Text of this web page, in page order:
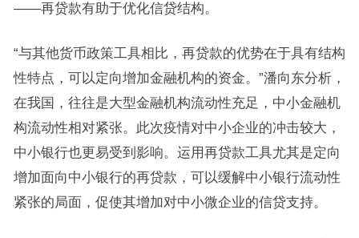
——再贷款有助于优化信贷结构。
“与其他货币政策工具相比，再贷款的优势在于具有结构
性特点，可以定向增加金融机构的资金。”潘向东分析，
在我国，往往是大型金融机构流动性充足，中小金融机
构流动性相对紧张。此次疫情对中小企业的冲击较大，
中小银行也更易受到影响。运用再贷款工具尤其是定向
增加面向中小银行的再贷款，可以缓解中小银行流动性
紧张的局面，促使其增加对中小微企业的信贷支持。